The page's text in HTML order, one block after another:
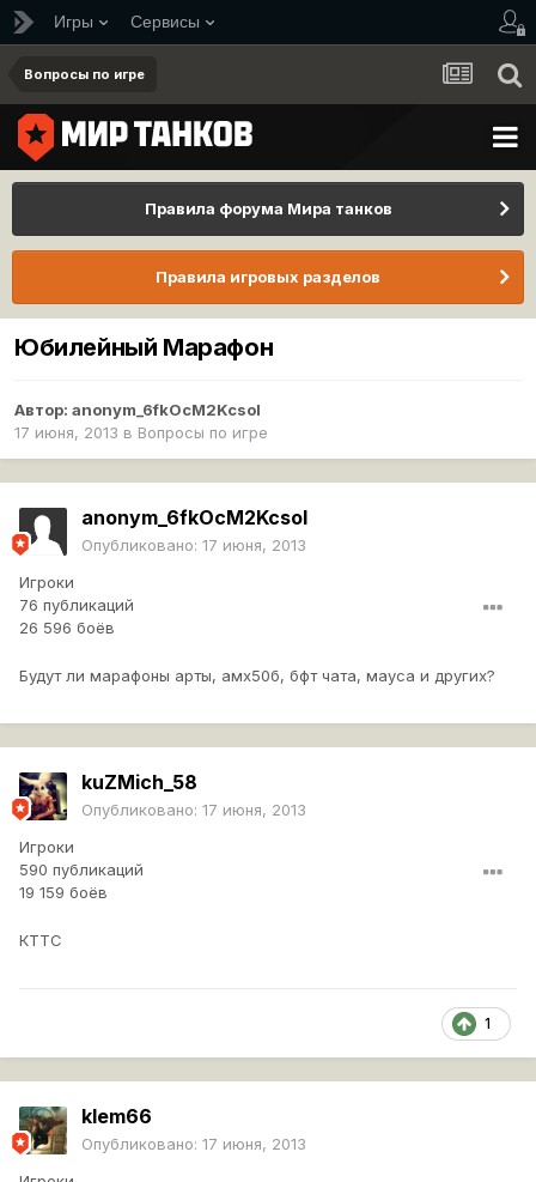
Игры Сервисы
Вопросы по игре
Правила форума Мира танков
Правила игровых разделов
Юбилейный Марафон
Автор: anonym_6fkOcM2KcsoI
17 июня, 2013 в Вопросы по игре
anonym_6fkOcM2KcsoI
Опубликовано: 17 июня, 2013
Игроки
76 публикаций
26 596 боёв
Будут ли марафоны арты, амх50б, бфт чата, мауса и других?
kuZMich_58
Опубликовано: 17 июня, 2013
Игроки
590 публикаций
19 159 боёв
КТТС
1
klem66
Опубликовано: 17 июня, 2013